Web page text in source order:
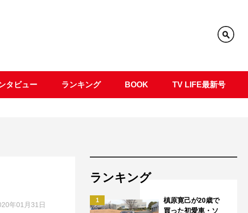
タビュー ランキング BOOK TV LIFE最新号
年01月31日
ランキング
1
槙原寛己が20歳で
買った初愛車・ソ